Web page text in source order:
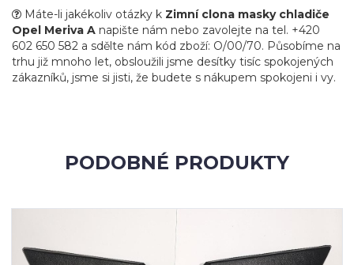
Máte-li jakékoliv otázky k Zimní clona masky chladiče
Opel Meriva A napište nám nebo zavolejte na tel. +420
602 650 582 a sdělte nám kód zboží: O/00/70. Působíme na
trhu již mnoho let, obsloužili jsme desítky tisíc spokojených
zákazníků, jsme si jisti, že budete s nákupem spokojeni i vy.
PODOBNÉ PRODUKTY